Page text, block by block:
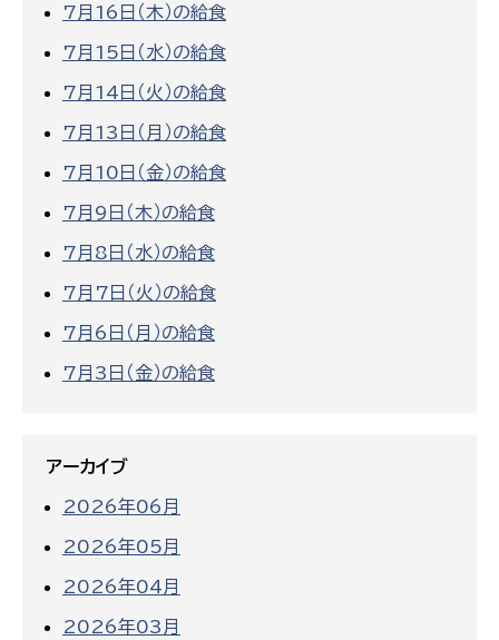
7月16日（木）の給食
7月15日（水）の給食
7月14日（火）の給食
7月13日（月）の給食
7月10日（金）の給食
7月9日（木）の給食
7月8日（水）の給食
7月7日（火）の給食
7月6日（月）の給食
7月3日（金）の給食
アーカイブ
2026年06月
2026年05月
2026年04月
2026年03月